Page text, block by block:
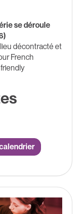
se déroule
décontracté et
French